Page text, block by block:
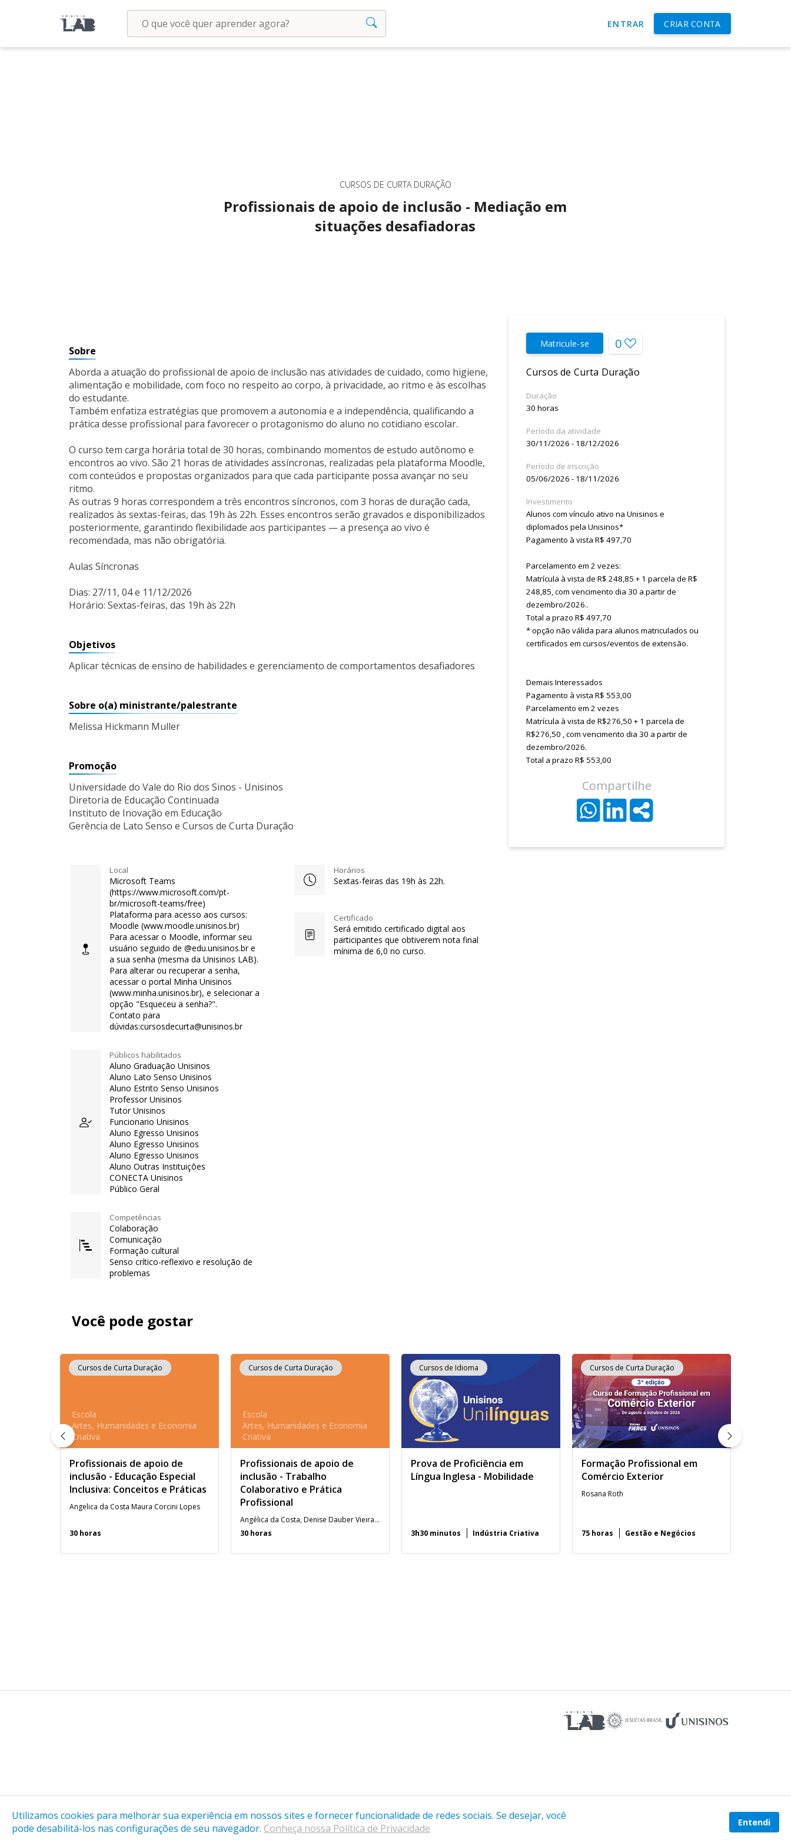
ENTRAR CRIAR CONTA
CURSOS DE CURTA DURAÇÃO
Profissionais de apoio de inclusão - Mediação em
situações desafiadoras
Sobre
Aborda a atuação do profissional de apoio de inclusão nas atividades de cuidado, como higiene,
alimentação e mobilidade, com foco no respeito ao corpo, à privacidade, ao ritmo e às escolhas
do estudante.
Também enfatiza estratégias que promovem a autonomia e a independência, qualificando a
prática desse profissional para favorecer o protagonismo do aluno no cotidiano escolar.
O curso tem carga horária total de 30 horas, combinando momentos de estudo autônomo e
encontros ao vivo. São 21 horas de atividades assíncronas, realizadas pela plataforma Moodle,
com conteúdos e propostas organizados para que cada participante possa avançar no seu
ritmo.
As outras 9 horas correspondem a três encontros síncronos, com 3 horas de duração cada,
realizados às sextas-feiras, das 19h às 22h. Esses encontros serão gravados e disponibilizados
posteriormente, garantindo flexibilidade aos participantes — a presença ao vivo é
recomendada, mas não obrigatória.
Aulas Síncronas
Dias: 27/11, 04 e 11/12/2026
Horário: Sextas-feiras, das 19h às 22h
Objetivos
Aplicar técnicas de ensino de habilidades e gerenciamento de comportamentos desafiadores
Sobre o(a) ministrante/palestrante
Melissa Hickmann Muller
Promoção
Universidade do Vale do Rio dos Sinos - Unisinos
Diretoria de Educação Continuada
Instituto de Inovação em Educação
Gerência de Lato Senso e Cursos de Curta Duração
Local
Microsoft Teams
(https://www.microsoft.com/pt-
br/microsoft-teams/free)
Plataforma para acesso aos cursos:
Moodle (www.moodle.unisinos.br)
Para acessar o Moodle, informar seu
usuário seguido de @edu.unisinos.br e
a sua senha (mesma da Unisinos LAB).
Para alterar ou recuperar a senha,
acessar o portal Minha Unisinos
(www.minha.unisinos.br), e selecionar a
opção "Esqueceu a senha?".
Contato para
dúvidas:cursosdecurta@unisinos.br
Públicos habilitados
Aluno Graduação Unisinos
Aluno Lato Senso Unisinos
Aluno Estrito Senso Unisinos
Professor Unisinos
Tutor Unisinos
Funcionario Unisinos
Aluno Egresso Unisinos
Aluno Egresso Unisinos
Aluno Egresso Unisinos
Aluno Outras Instituições
CONECTA Unisinos
Público Geral
Competências
Colaboração
Comunicação
Formação cultural
Senso crítico-reflexivo e resolução de
problemas
Horários
Sextas-feiras das 19h às 22h.
Certificado
Será emitido certificado digital aos
participantes que obtiverem nota final
mínima de 6,0 no curso.
Matricule-se 0
Cursos de Curta Duração
Duração
30 horas
Período da atividade
30/11/2026 - 18/12/2026
Período de inscrição
05/06/2026 - 18/11/2026
Investimento
Alunos com vínculo ativo na Unisinos e
diplomados pela Unisinos*
Pagamento à vista R$ 497,70
Parcelamento em 2 vezes:
Matrícula à vista de R$ 248,85 + 1 parcela de R$
248,85, com vencimento dia 30 a partir de
dezembro/2026..
Total a prazo R$ 497,70
* opção não válida para alunos matriculados ou
certificados em cursos/eventos de extensão.
Demais Interessados
Pagamento à vista R$ 553,00
Parcelamento em 2 vezes
Matrícula à vista de R$276,50 + 1 parcela de
R$276,50 , com vencimento dia 30 a partir de
dezembro/2026.
Total a prazo R$ 553,00
Compartilhe
Você pode gostar
Cursos de Curta Duração
Escola
Artes, Humanidades e Economia
Criativa
Profissionais de apoio de
inclusão - Educação Especial
Inclusiva: Conceitos e Práticas
Angelica da Costa Maura Corcini Lopes
30 horas
Cursos de Curta Duração
Escola
Artes, Humanidades e Economia
Criativa
Profissionais de apoio de
inclusão - Trabalho
Colaborativo e Prática
Profissional
Angélica da Costa, Denise Dauber Vieira, Maura Corcini Lopes e Vanessa Scheid Santanna de Mello.
30 horas
Cursos de Idioma
Prova de Proficiência em
Língua Inglesa - Mobilidade
3h30 minutos Indústria Criativa
Cursos de Curta Duração
Formação Profissional em
Comércio Exterior
Rosana Roth
75 horas Gestão e Negócios
O cadastro na LAB é gratuito, mas algumas atividades são pagas, confira na descrição de cada uma delas.
Utilizamos cookies para melhorar sua experiência em nossos sites e fornecer funcionalidade de redes sociais. Se desejar, você
pode desabilitá-los nas configurações de seu navegador. Conheça nossa Política de Privacidade Entendi